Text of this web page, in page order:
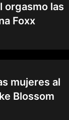
orgasmo las
Foxx
mujeres al
Blossom